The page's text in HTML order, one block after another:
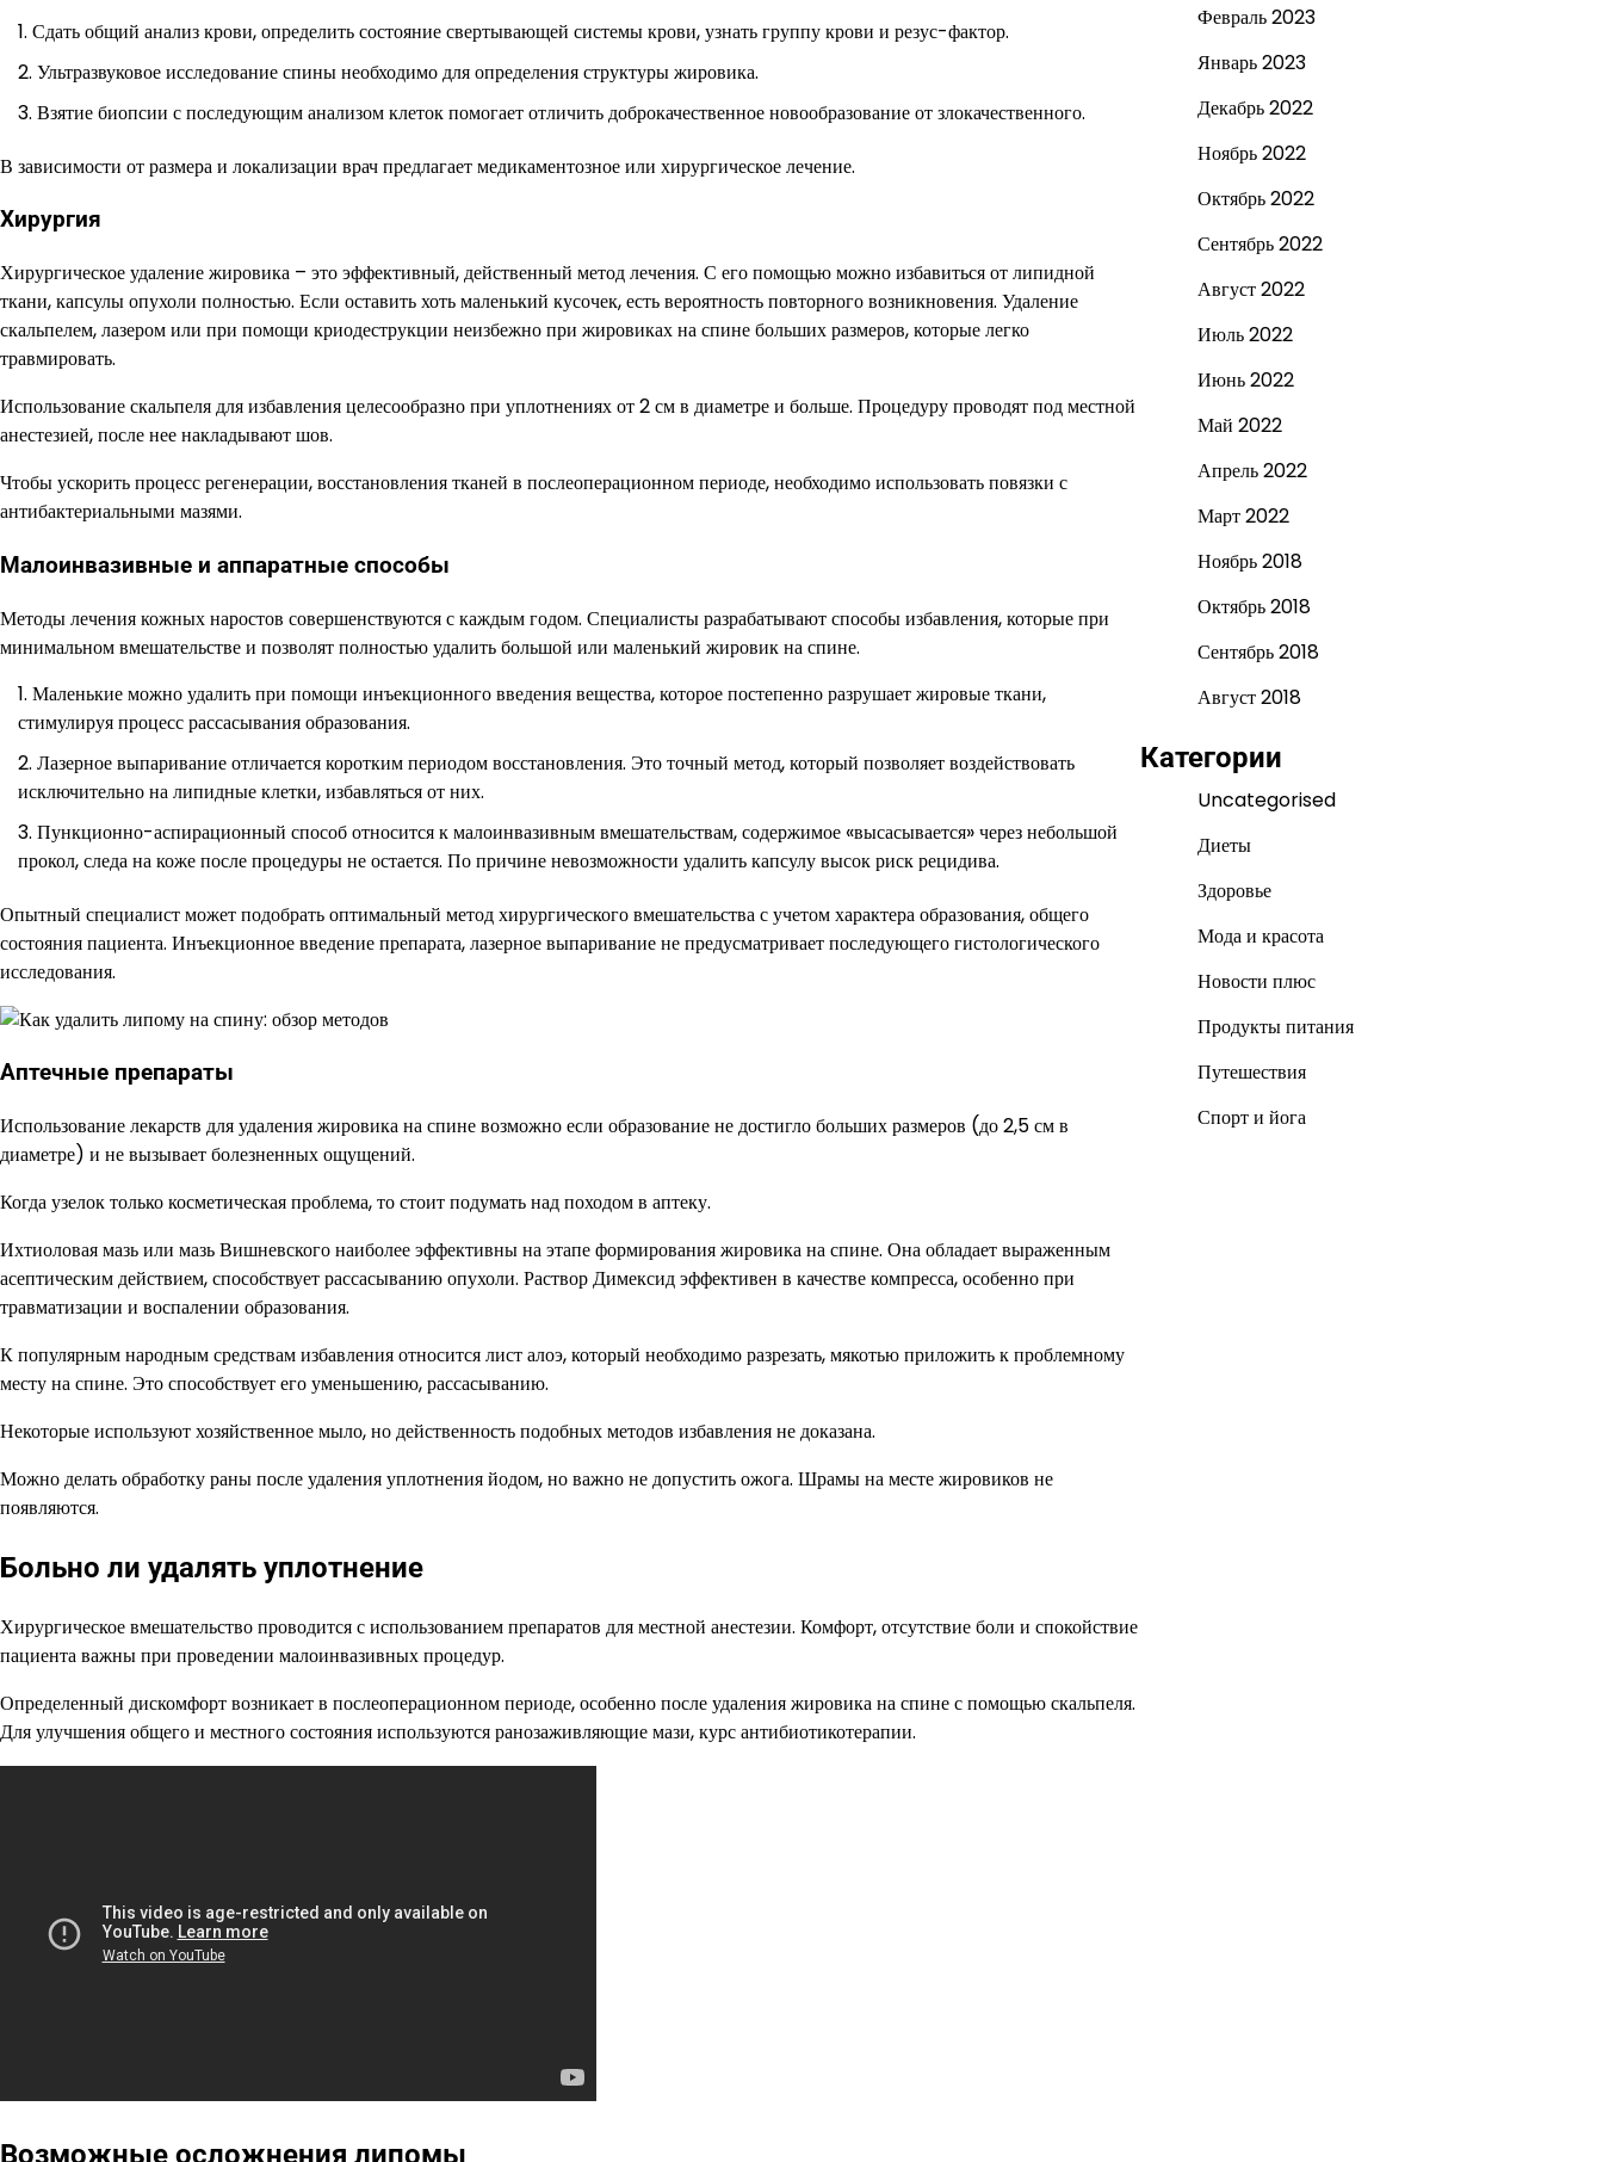
Сдать общий анализ крови, определить состояние свертывающей системы крови, узнать группу крови и резус-фактор.
Ультразвуковое исследование спины необходимо для определения структуры жировика.
Взятие биопсии с последующим анализом клеток помогает отличить доброкачественное новообразование от злокачественного.
В зависимости от размера и локализации врач предлагает медикаментозное или хирургическое лечение.
Хирургия
Хирургическое удаление жировика – это эффективный, действенный метод лечения. С его помощью можно избавиться от липидной
ткани, капсулы опухоли полностью. Если оставить хоть маленький кусочек, есть вероятность повторного возникновения. Удаление
скальпелем, лазером или при помощи криодеструкции неизбежно при жировиках на спине больших размеров, которые легко
травмировать.
Использование скальпеля для избавления целесообразно при уплотнениях от 2 см в диаметре и больше. Процедуру проводят под местной
анестезией, после нее накладывают шов.
Чтобы ускорить процесс регенерации, восстановления тканей в послеоперационном периоде, необходимо использовать повязки с
антибактериальными мазями.
Малоинвазивные и аппаратные способы
Методы лечения кожных наростов совершенствуются с каждым годом. Специалисты разрабатывают способы избавления, которые при
минимальном вмешательстве и позволят полностью удалить большой или маленький жировик на спине.
Маленькие можно удалить при помощи инъекционного введения вещества, которое постепенно разрушает жировые ткани,
стимулируя процесс рассасывания образования.
Лазерное выпаривание отличается коротким периодом восстановления. Это точный метод, который позволяет воздействовать
исключительно на липидные клетки, избавляться от них.
Пункционно-аспирационный способ относится к малоинвазивным вмешательствам, содержимое «высасывается» через небольшой
прокол, следа на коже после процедуры не остается. По причине невозможности удалить капсулу высок риск рецидива.
Опытный специалист может подобрать оптимальный метод хирургического вмешательства с учетом характера образования, общего
состояния пациента. Инъекционное введение препарата, лазерное выпаривание не предусматривает последующего гистологического
исследования.
Аптечные препараты
Использование лекарств для удаления жировика на спине возможно если образование не достигло больших размеров (до 2,5 см в
диаметре) и не вызывает болезненных ощущений.
Когда узелок только косметическая проблема, то стоит подумать над походом в аптеку.
Ихтиоловая мазь или мазь Вишневского наиболее эффективны на этапе формирования жировика на спине. Она обладает выраженным
асептическим действием, способствует рассасыванию опухоли. Раствор Димексид эффективен в качестве компресса, особенно при
травматизации и воспалении образования.
К популярным народным средствам избавления относится лист алоэ, который необходимо разрезать, мякотью приложить к проблемному
месту на спине. Это способствует его уменьшению, рассасыванию.
Некоторые используют хозяйственное мыло, но действенность подобных методов избавления не доказана.
Можно делать обработку раны после удаления уплотнения йодом, но важно не допустить ожога. Шрамы на месте жировиков не
появляются.
Больно ли удалять уплотнение
Хирургическое вмешательство проводится с использованием препаратов для местной анестезии. Комфорт, отсутствие боли и спокойствие
пациента важны при проведении малоинвазивных процедур.
Определенный дискомфорт возникает в послеоперационном периоде, особенно после удаления жировика на спине с помощью скальпеля.
Для улучшения общего и местного состояния используются ранозаживляющие мази, курс антибиотикотерапии.
Возможные осложнения липомы
Февраль 2023
Январь 2023
Декабрь 2022
Ноябрь 2022
Октябрь 2022
Сентябрь 2022
Август 2022
Июль 2022
Июнь 2022
Май 2022
Апрель 2022
Март 2022
Ноябрь 2018
Октябрь 2018
Сентябрь 2018
Август 2018
Категории
Uncategorised
Диеты
Здоровье
Мода и красота
Новости плюс
Продукты питания
Путешествия
Спорт и йога